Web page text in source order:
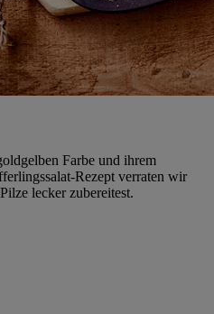
Farbe und ihrem
Rezept verraten wir
lecker zubereitest.